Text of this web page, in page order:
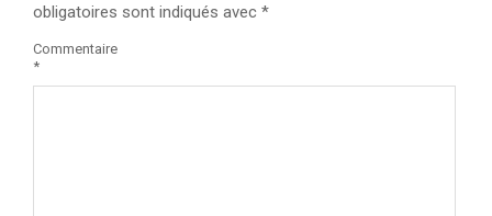
obligatoires sont indiqués avec *
Commentaire
*